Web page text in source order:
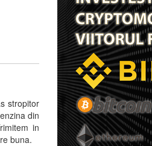
stropitor
din
in
buna.